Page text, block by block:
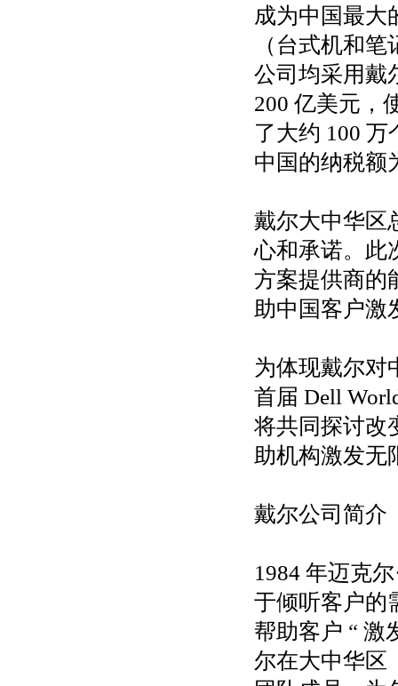
成为中国最大
（台式机和
公司均采用戴
200 亿美元，
了大约 100
中国的纳税额
戴尔大中华区
心和承诺。此
方案提供商的
助中国客户激
为体现戴尔对
首届 Dell
将共同探讨改
助机构激发无
戴尔公司简介
1984 年迈克
于倾听客户的
帮助客户 “ 激
尔在大中华区